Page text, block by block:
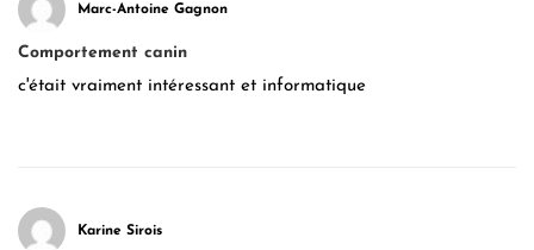
Marc-Antoine Gagnon
Comportement canin
c'était vraiment intéressant et informatique
Karine Sirois